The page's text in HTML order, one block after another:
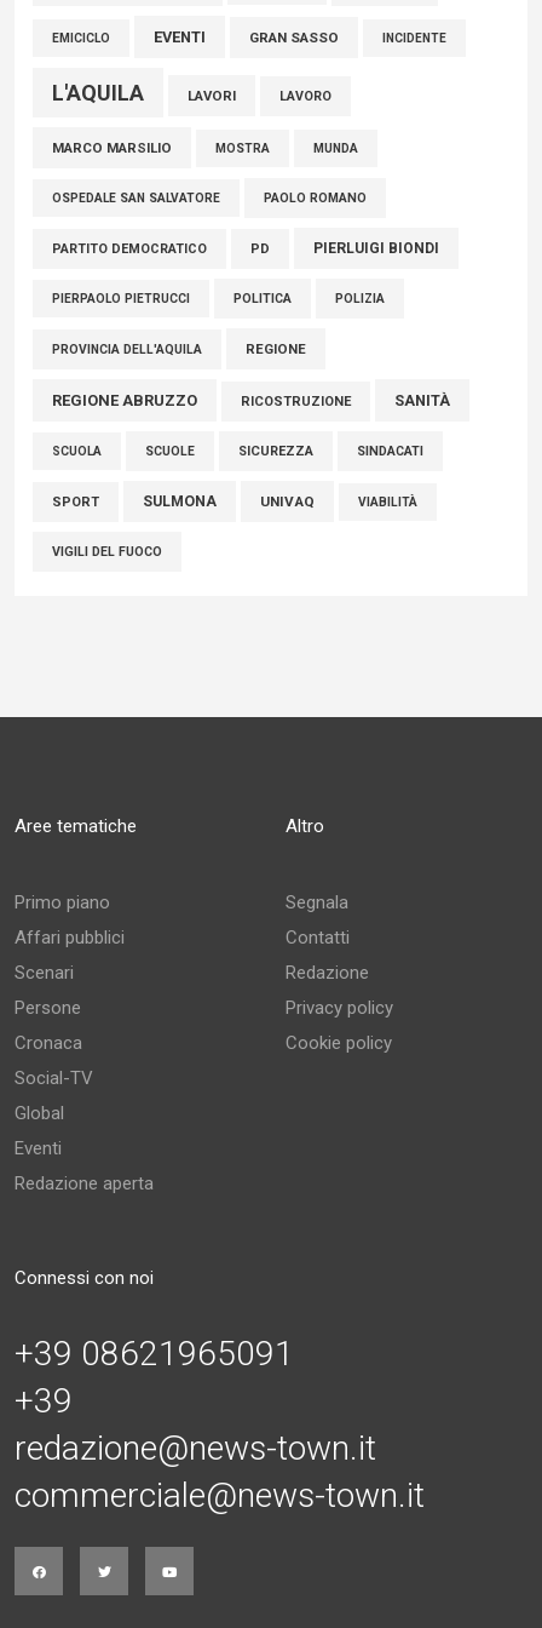
EMICICLO EVENTI GRAN SASSO INCIDENTE
L'AQUILA LAVORI LAVORO
MARCO MARSILIO MOSTRA MUNDA
OSPEDALE SAN SALVATORE PAOLO ROMANO
PARTITO DEMOCRATICO PD PIERLUIGI BIONDI
PIERPAOLO PIETRUCCI POLITICA POLIZIA
PROVINCIA DELL'AQUILA REGIONE
REGIONE ABRUZZO RICOSTRUZIONE SANITÀ
SCUOLA SCUOLE SICUREZZA SINDACATI
SPORT SULMONA UNIVAQ VIABILITÀ
VIGILI DEL FUOCO
Aree tematiche
Primo piano
Affari pubblici
Scenari
Persone
Cronaca
Social-TV
Global
Eventi
Redazione aperta
Altro
Segnala
Contatti
Redazione
Privacy policy
Cookie policy
Connessi con noi
+39 08621965091
+39
redazione@news-town.it
commerciale@news-town.it